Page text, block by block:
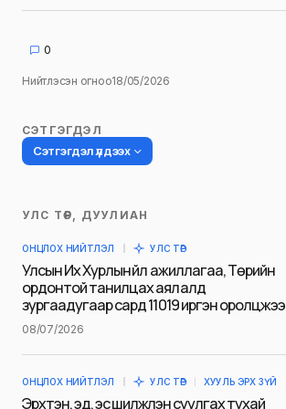
0
Нийтлэсэн огноо18/05/2026
СЭТГЭГДЭЛ
Сэтгэгдэл үлдээх
Таны имэйл хаягийг нийтлэхгүй.
тэмдэглэсэн
Name
УЛС ТӨР, ДУУЛИАН
ОНЦЛОХ НИЙТЛЭЛ УЛС ТӨР
Улсын Их Хурлын үйл ажиллагаа, Төрийн
ордонтой танилцах аялалд
зургаадугаар сард 11019 иргэн оролцжээ
08/07/2026
ОНЦЛОХ НИЙТЛЭЛ УЛС ТӨР ХУУЛЬ ЭРХ ЗҮЙ
Эрхтэн, эд, эс шилжүүлэн суулгах тухай